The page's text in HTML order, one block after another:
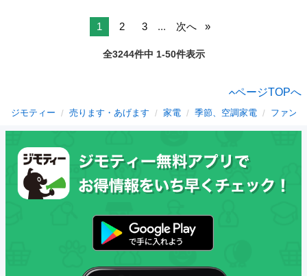
1 2 3 ... 次へ
全3244件中 1-50件表示
ページTOPへ
ジモティー 売ります・あげます 家電 季節、空調家電 ファン